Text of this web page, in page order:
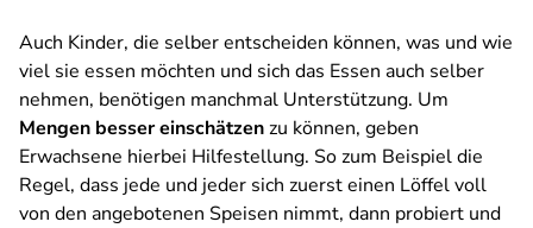
Auch Kinder, die selber entscheiden können, was und wie
viel sie essen möchten und sich das Essen auch selber
nehmen, benötigen manchmal Unterstützung. Um
Mengen besser einschätzenzu können, geben
Erwachsene hierbei Hilfestellung. So zum Beispiel die
Regel, dass jede und jeder sich zuerst einen Löffel voll
von den angebotenen Speisen nimmt, dann probiert und